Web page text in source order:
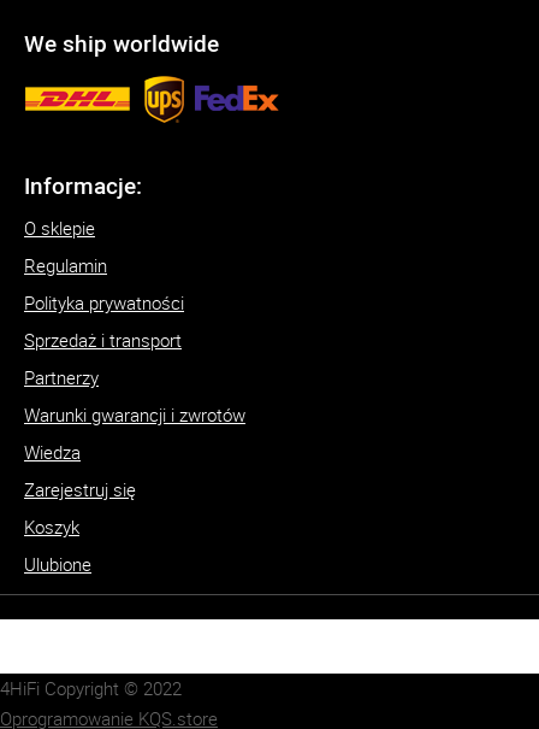
We ship worldwide
Informacje:
O sklepie
Regulamin
Polityka prywatności
Sprzedaż i transport
Partnerzy
Warunki gwarancji i zwrotów
Wiedza
Zarejestruj się
Koszyk
Ulubione
4HiFi Copyright © 2022
Oprogramowanie KQS.store